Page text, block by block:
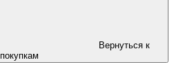
Вернуться к
покупкам